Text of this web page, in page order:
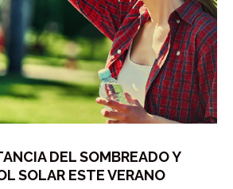
DEL SOMBREADO Y
SOLAR ESTE VERANO